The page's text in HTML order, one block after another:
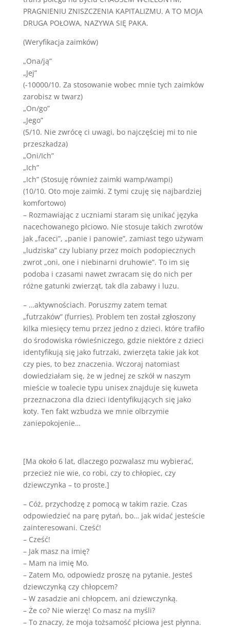
PRAGNIENIU ZNISZCZENIA KAPITALIZMU. A TO MOJA
DRUGA POŁOWA, NAZYWA SIĘ PAKA.
(Weryfikacja zaimków)
„Ona/ją”
„Jej”
(-10000/10. Za stosowanie wobec mnie tych zaimków
zarobisz w twarz)
„On/go”
„Jego”
(5/10. Nie zwrócę ci uwagi, bo najczęściej mi to nie
przeszkadza)
„Oni/Ich”
„Ich”
„Ich” (Stosuję również zaimki wamp/wampi)
(10/10. Oto moje zaimki. Z tymi czuję się najbardziej
komfortowo)
– Rozmawiając z uczniami staram się unikać języka
nacechowanego płciowo. Nie stosuje takich zwrotów
jak „faceci”, „panie i panowie”, zamiast tego używam
„ludziska” czy lubiany przez moich podopiecznych
zwrot „oni, one i niebinarni druhowie”. To im się
podoba i czasami nawet zwracam się do nich per
różne gatunki zwierząt, tak dla zabawy i luzu.
– …aktywnościach. Poruszmy zatem temat
„futrzaków” (furries). Problem ten został zgłoszony
kilka miesięcy temu przez jedno z dzieci. które trafiło
do środowiska rówieśniczego, gdzie niektóre z dzieci
identyfikują się jako futrzaki, zwierzęta takie jak kot
czy pies, to bez znaczenia. Wczoraj natomiast
dowiedziałam się, że w jednej ze szkół w naszym
mieście w toalecie typu unisex znajduje się kuweta
przeznaczona dla dzieci identyfikujących się jako
koty. Ten fakt wzbudza we mnie olbrzymie
zaniepokojenie…
[Ma około 6 lat, dlaczego pozwalasz mu wybierać,
przecież nie wie, co robi, czy to chłopiec, czy
dziewczynka – to proste.]
– Cóż, przychodzę z pomocą w takim razie. Czas
odpowiedzieć na parę pytań, bo… jak widać jesteście
zainteresowani. Cześć!
– Cześć!
– Jak masz na imię?
– Mam na imię Mo.
– Zatem Mo, odpowiedz proszę na pytanie. Jesteś
dziewczynką czy chłopcem?
– W zasadzie ani chłopcem, ani dziewczynką.
– Że co? Nie wierzę! Co masz na myśli?
– To znaczy, że moja tożsamość płciowa jest płynna.